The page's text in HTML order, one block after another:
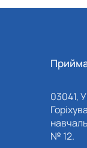
03041,
№ 12.